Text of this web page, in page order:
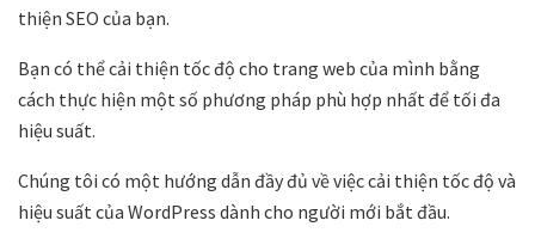
thiện SEO của bạn.
Bạn có thể cải thiện tốc độ cho trang web của mình bằng
cách thực hiện một số phương pháp phù hợp nhất để tối đa
hiệu suất.
Chúng tôi có một hướng dẫn đầy đủ về việc cải thiện tốc độ và
hiệu suất của WordPress dành cho người mới bắt đầu.